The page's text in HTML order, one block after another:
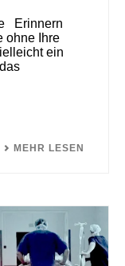
Erinnern
ohne Ihre
ein
MEHR LESEN